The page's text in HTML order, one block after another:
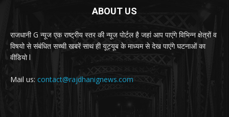
ABOUT US
राजधानी G न्यूज एक राष्ट्रीय स्तर की न्यूज पोर्टल है जहां आप पाएंगे विभिन्न क्षेत्रों व
विषयो से संबंधित सच्ची खबरें साथ ही यूट्यूब के माध्यम से देख पाएंगे घटनाओं का
वीडियो l
Mail us: contact@rajdhanignews.com